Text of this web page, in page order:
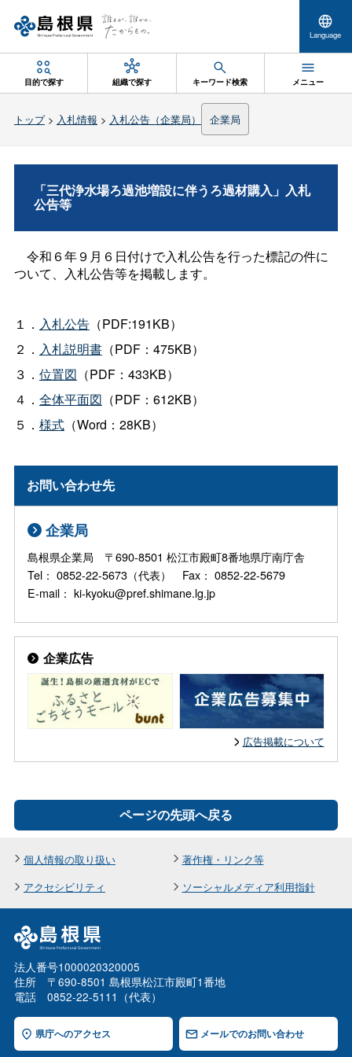
Language
目的で探す 組織で探す キーワード検索 メニュー
トップ> 入札情報 > 入札公告（企業局） 企業局
「三代浄水場ろ過池増設に伴うろ過材購入」入札
公告等
令和６年９月６日付けで入札公告を行った標記の件に
ついて、入札公告等を掲載します。
１． 入札公告（PDF:191KB）
２． 入札説明書（PDF：475KB）
３． 位置図 （PDF：433KB）
４． 全体平面図 （PDF：612KB）
５． 様式（Word：28KB）
お問い合わせ先
企業局
島根県企業局 〒690-8501 松江市殿町8番地県庁南庁舎
Tel： 0852-22-5673（代表） Fax： 0852-22-5679
E-mail： ki-kyoku@pref.shimane.lg.jp
企業広告
広告掲載について
ページの先頭へ戻る
個人情報の取り扱い
著作権・リンク等
アクセシビリティ
ソーシャルメディア利用指針
法人番号1000020320005
住所 〒690-8501 島根県松江市殿町1番地
電話 0852-22-5111（代表）
県庁へのアクセス メールでのお問い合わせ